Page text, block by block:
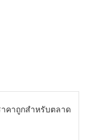
คาถูกสำหรับตลาด